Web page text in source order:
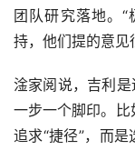
团队研究落地。
持，他们提的意见
淦家阅说，吉利是
一步一个脚印。
追求“捷径”，而